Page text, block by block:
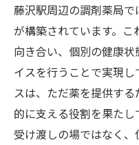
藤沢駅周辺の調剤薬局
が構築されています。こ
向き合い、個別の健康
イスを行うことで実現
スは、ただ薬を提供す
的に支える役割を果た
受け渡しの場ではなく